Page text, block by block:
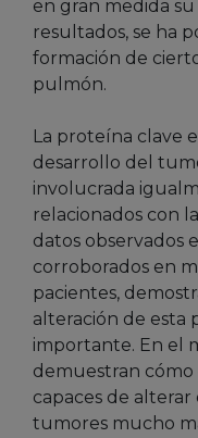
en gran medida su
resultados, se ha
formación de
pulmón.
La proteína clave
desarrollo del
involucrada
relacionados con
datos observados
corroborados en
pacientes,
alteración de esta
importante. En el
demuestran cómo
capaces de alterar
tumores mucho